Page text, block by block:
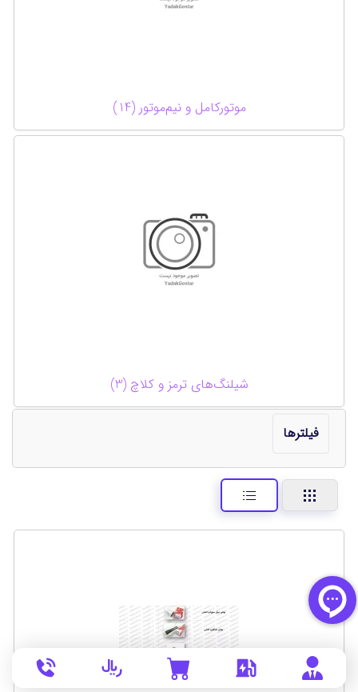
موتورکامل و نیم‌موتور (14)
شیلنگ‌های ترمز و کلاچ (3)
فیلترها